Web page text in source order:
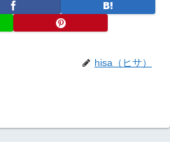
hisa（ヒサ）